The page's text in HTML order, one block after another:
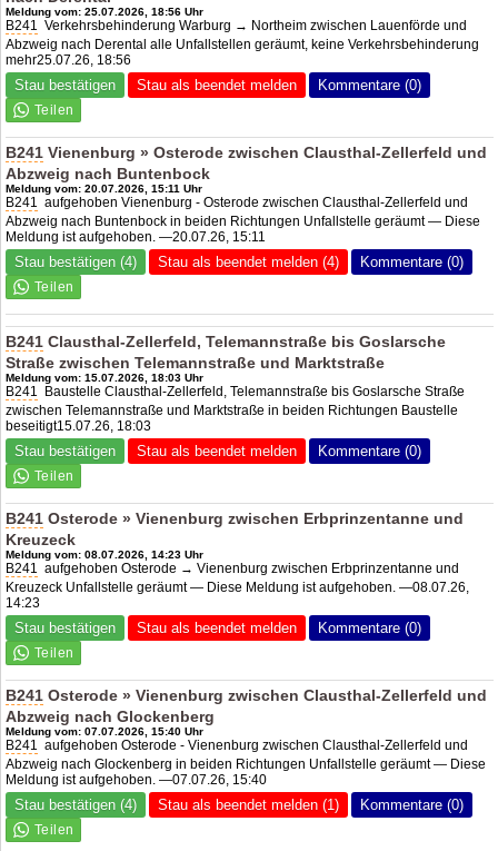
Meldung vom: 25.07.2026, 18:56 Uhr
B241 Verkehrsbehinderung Warburg → Northeim zwischen Lauenförde und
Abzweig nach Derental alle Unfallstellen geräumt, keine Verkehrsbehinderung
mehr25.07.26, 18:56
Stau bestätigen Stau als beendet melden Kommentare (0)
B241 Vienenburg » Osterode zwischen Clausthal-Zellerfeld und
Abzweig nach Buntenbock
Meldung vom: 20.07.2026, 15:11 Uhr
B241 aufgehoben Vienenburg - Osterode zwischen Clausthal-Zellerfeld und
Abzweig nach Buntenbock in beiden Richtungen Unfallstelle geräumt — Diese
Meldung ist aufgehoben. —20.07.26, 15:11
Stau bestätigen (4) Stau als beendet melden (4) Kommentare (0)
B241 Clausthal-Zellerfeld, Telemannstraße bis Goslarsche
Straße zwischen Telemannstraße und Marktstraße
Meldung vom: 15.07.2026, 18:03 Uhr
B241
Baustelle Clausthal-Zellerfeld, Telemannstraße bis Goslarsche Straße
zwischen Telemannstraße und Marktstraße in beiden Richtungen Baustelle
beseitigt15.07.26, 18:03
Stau bestätigen Stau als beendet melden Kommentare (0)
B241 Osterode » Vienenburg zwischen Erbprinzentanne und
Kreuzeck
Meldung vom: 08.07.2026, 14:23 Uhr
B241 aufgehoben Osterode → Vienenburg zwischen Erbprinzentanne und
Kreuzeck Unfallstelle geräumt — Diese Meldung ist aufgehoben. —08.07.26,
14:23
Stau bestätigen Stau als beendet melden Kommentare (0)
B241 Osterode » Vienenburg zwischen Clausthal-Zellerfeld und
Abzweig nach Glockenberg
Meldung vom: 07.07.2026, 15:40 Uhr
B241 aufgehoben Osterode - Vienenburg zwischen Clausthal-Zellerfeld und
Abzweig nach Glockenberg in beiden Richtungen Unfallstelle geräumt — Diese
Meldung ist aufgehoben. —07.07.26, 15:40
Stau bestätigen (4) Stau als beendet melden (1) Kommentare (0)